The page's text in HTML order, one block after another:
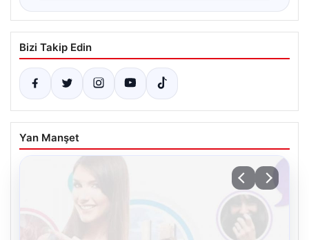
Bizi Takip Edin
Yan Manşet